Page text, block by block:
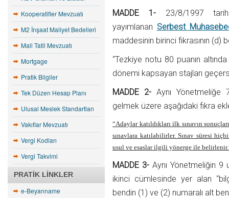
Kooperatifler Mevzuatı
M2 İnşaat Maliyet Bedelleri
Mali Tatil Mevzuatı
Mortgage
Pratik Bilgiler
Tek Düzen Hesap Planı
Ulusal Meslek Standartları
Vakıflar Mevzuatı
Vergi Kodları
Vergi Takvimi
PRATIK LINKLER
e-Beyanname
MADDE 1- 23/8/1997
yayımlanan Serbest
maddesinin birinci fıkrasının
“Tezkiye notu 80 puanın
dönemi kapsayan stajları
MADDE 2-Aynı Yönetmeliğe
gelmek üzere aşağıdaki fıkra
“Adaylar katıldıkları ilk sınavın
sınavlara katılabilirler. Sınav süresi
usul ve esaslar ilgili yönerge ile
MADDE 3- Aynı Yönetmeliğin 9
ikinci cümlesinde yer alan
bendin (1) ve (2) numaralı alt